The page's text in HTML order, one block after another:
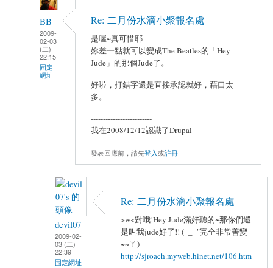
BB
2009-
02-03
(二)
22:15
固定
網址
Re: 二月份水滴小聚報名處
是喔~真可惜耶
妳差一點就可以變成The Beatles的「Hey
Jude」的那個Jude了。
好啦，打錯字還是直接承認就好，藉口太
多。
-------------------------
我在2008/12/12認識了Drupal
發表回應前，請先登入或註冊
devil07
2009-02-
03 (二)
22:39
固定網址
Re: 二月份水滴小聚報名處
>w<對哦!Hey Jude滿好聽的~那你們還
是叫我jude好了!! (=_="完全非常善變
~~ㄚ)
http://sjroach.myweb.hinet.net/106.htm